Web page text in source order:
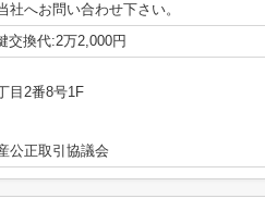
社へお問い合わせ下さい。
交換代:2万2,000円
目2番8号1F
公正取引協議会